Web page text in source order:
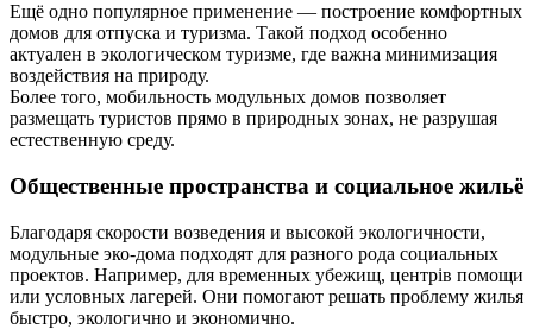
Ещё одно популярное применение — построение комфортных
домов для отпуска и туризма. Такой подход особенно
актуален в экологическом туризме, где важна минимизация
воздействия на природу.
Более того, мобильность модульных домов позволяет
размещать туристов прямо в природных зонах, не разрушая
естественную среду.
Общественные пространства и социальное жильё
Благодаря скорости возведения и высокой экологичности,
модульные эко-дома подходят для разного рода социальных
проектов. Например, для временных убежищ, центрів помощи
или условных лагерей. Они помогают решать проблему жилья
быстро, экологично и экономично.